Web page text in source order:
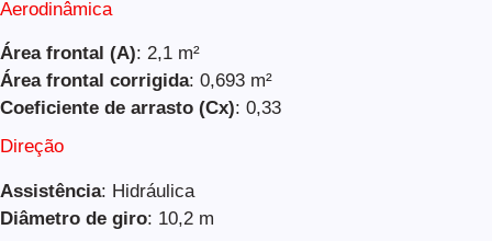
Aerodinâmica
Área frontal (A): 2,1 m²
Área frontal corrigida: 0,693 m²
Coeficiente de arrasto (Cx): 0,33
Direção
Assistência: Hidráulica
Diâmetro de giro: 10,2 m